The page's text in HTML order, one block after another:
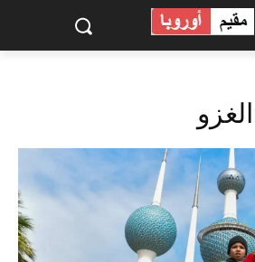
الغزو